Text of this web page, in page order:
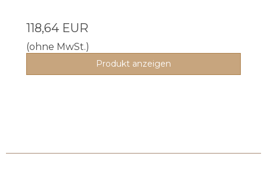
118,64 EUR
(ohne MwSt.)
Produkt anzeigen